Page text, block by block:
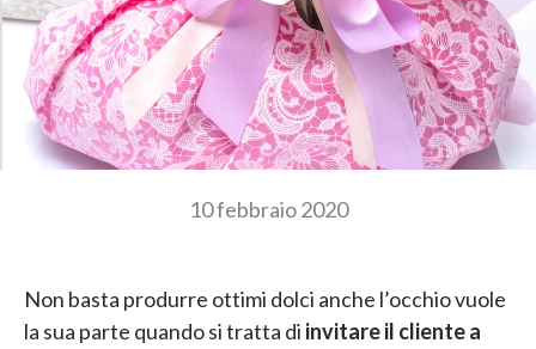
10 febbraio 2020
Non basta produrre ottimi dolci anche l’occhio vuole
la sua parte quando si tratta di invitare il cliente a